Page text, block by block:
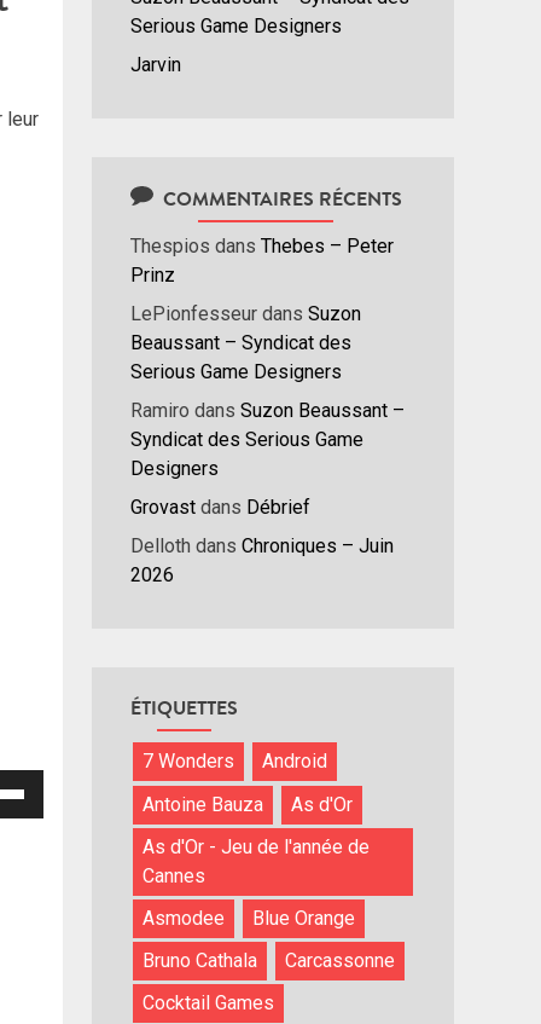
leur
Serious Game Designers
Jarvin
COMMENTAIRES RÉCENTS
Thespios dans Thebes – Peter
Prinz
LePionfesseur dans Suzon
Beaussant – Syndicat des
Serious Game Designers
Ramiro dans Suzon Beaussant –
Syndicat des Serious Game
Designers
Grovast dans Débrief
Delloth dans Chroniques – Juin
2026
ÉTIQUETTES
7 Wonders
Android
Antoine Bauza
As d'Or
As d'Or - Jeu de l'année de
Cannes
Asmodee
Blue Orange
Bruno Cathala
Carcassonne
Cocktail Games